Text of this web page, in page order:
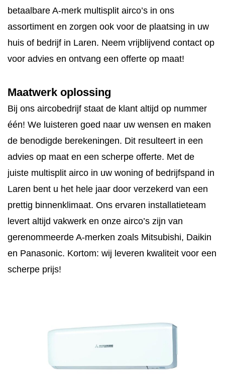
STORING MELDEN
AFSPRAAK MAKEN
betaalbare A-merk multisplit airco’s in ons
assortiment en zorgen ook voor de plaatsing in uw
huis of bedrijf in Laren. Neem vrijblijvend contact op
voor advies en ontvang een offerte op maat!
Maatwerk oplossing
Bij ons aircobedrijf staat de klant altijd op nummer
één! We luisteren goed naar uw wensen en maken
de benodigde berekeningen. Dit resulteert in een
advies op maat en een scherpe offerte. Met de
juiste multisplit airco in uw woning of bedrijfspand in
Laren bent u het hele jaar door verzekerd van een
prettig binnenklimaat. Ons ervaren installatieteam
levert altijd vakwerk en onze airco’s zijn van
gerenommeerde A-merken zoals Mitsubishi, Daikin
en Panasonic. Kortom: wij leveren kwaliteit voor een
scherpe prijs!